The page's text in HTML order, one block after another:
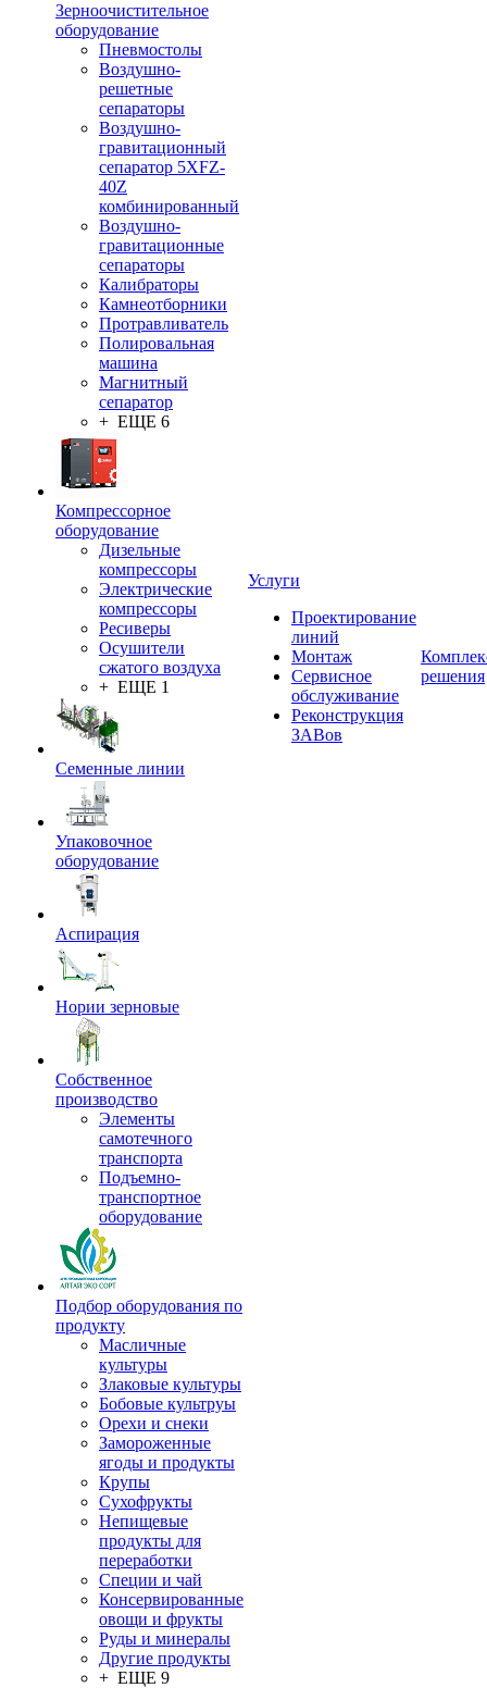
Зерноочистительное
оборудование
Пневмостолы
Воздушно-
решетные
сепараторы
Воздушно-
гравитационный
сепаратор 5XFZ-
40Z
комбинированный
Воздушно-
гравитационные
сепараторы
Калибраторы
Камнеотборники
Протравливатель
Полировальная
машина
Магнитный
сепаратор
+ ЕЩЕ 6
Компрессорное
оборудование
Дизельные
компрессоры
Электрические
компрессоры
Ресиверы
Осушители
сжатого воздуха
+ ЕЩЕ 1
Семенные линии
Упаковочное
оборудование
Аспирация
Нории зерновые
Собственное
производство
Элементы
самотечного
транспорта
Подъемно-
транспортное
оборудование
Подбор оборудования по
продукту
Масличные
культуры
Злаковые культуры
Бобовые культруы
Орехи и снеки
Замороженные
ягоды и продукты
Крупы
Сухофрукты
Непищевые
продукты для
переработки
Специи и чай
Консервированные
овощи и фрукты
Руды и минералы
Другие продукты
+ ЕЩЕ 9
Услуги
Проектирование
линий
Монтаж
Сервисное
обслуживание
Реконструкция
ЗАВов
решения